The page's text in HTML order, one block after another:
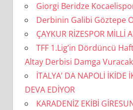
Giorgi Beridze
Derbinin Galibi Göztepe
ÇAYKUR RİZESPOR MİLLİ
TFF 1.Lig’in Dördüncü
Altay Derbisi Damga Vuracak
İTALYA’ DA NAPOLİ İKİDE
DEVA EDİYOR
KARADENİZ EKİBİ